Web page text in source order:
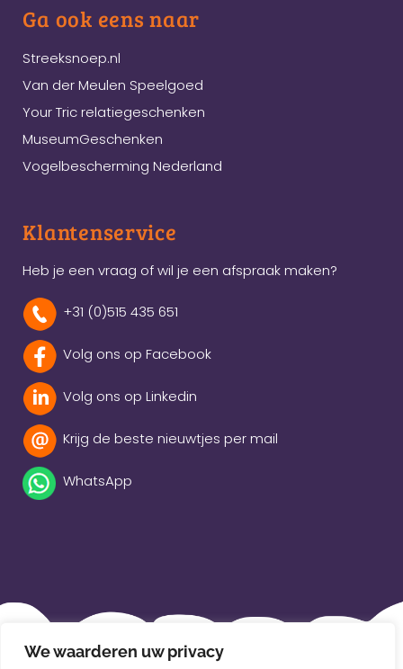
We waarderen uw privacy
Ga ook eens naar
Streeksnoep.nl
Van der Meulen Speelgoed
Your Tric relatiegeschenken
MuseumGeschenken
Vogelbescherming Nederland
Klantenservice
Heb je een vraag of wil je een afspraak maken?
+31 (0)515 435 651
Volg ons op Facebook
Volg ons op Linkedin
Krijg de beste nieuwtjes per mail
WhatsApp
Beleidsverklaring